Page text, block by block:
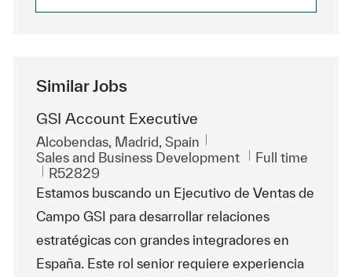
Similar Jobs
GSI Account Executive
Location
Alcobendas, Madrid, Spain
Category
Sales and Business Development Job Type
Full time
ReqId
R52829
Estamos buscando un Ejecutivo de Ventas de
Campo GSI para desarrollar relaciones
estratégicas con grandes integradores en
España. Este rol senior requiere experiencia